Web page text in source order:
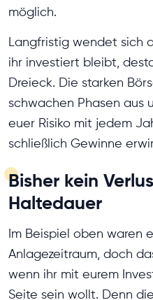
möglich.
Langfristig wendet sich
ihr investiert bleibt,
Dreieck. Die starken
schwachen Phasen aus
euer Risiko mit jedem
schließlich Gewinne
Bisher kein
Haltedauer
Im Beispiel oben waren
Anlagezeitraum, doch
wenn ihr mit eurem
Seite sein wollt. Denn